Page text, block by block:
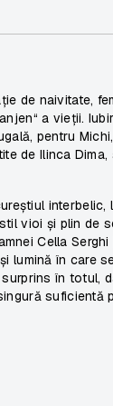
de naivitate,
a vieții.
pentru
de Ilinca
interbelic,
vioi și plin de
Cella
lumină în care
în totul,
suficientă